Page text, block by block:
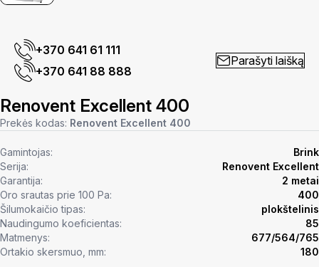
+370 641 61 111
+370 641 88 888
Parašyti laišką
Renovent Excellent 400
Prekės kodas: Renovent Excellent 400
Gamintojas:
Brink
Serija:
Renovent Excellent
Garantija:
2 metai
Oro srautas prie 100 Pa:
400
Šilumokaičio tipas:
plokštelinis
Naudingumo koeficientas:
85
Matmenys:
677/564/765
Ortakio skersmuo, mm:
180